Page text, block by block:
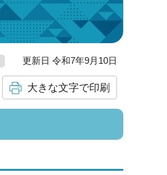
更新日 令和7年9月10日
大きな文字で印刷